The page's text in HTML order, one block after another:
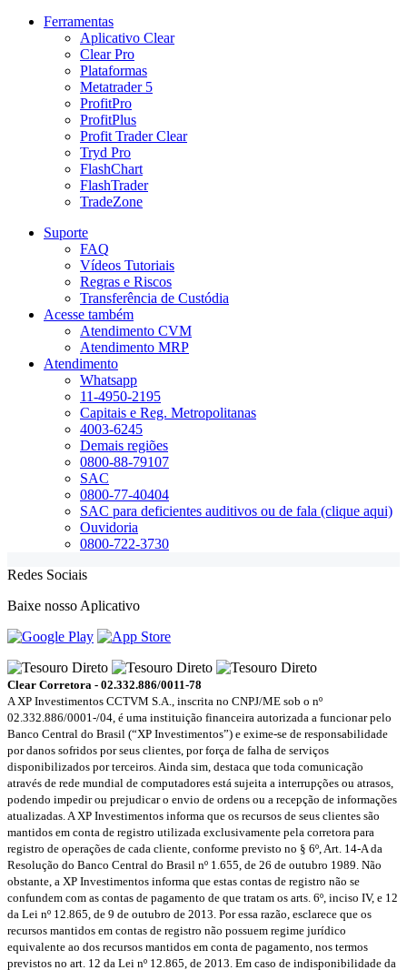
Ferramentas
Aplicativo Clear
Clear Pro
Plataformas
Metatrader 5
ProfitPro
ProfitPlus
Profit Trader Clear
Tryd Pro
FlashChart
FlashTrader
TradeZone
Suporte
FAQ
Vídeos Tutoriais
Regras e Riscos
Transferência de Custódia
Acesse também
Atendimento CVM
Atendimento MRP
Atendimento
Whatsapp
11-4950-2195
Capitais e Reg. Metropolitanas
4003-6245
Demais regiões
0800-88-79107
SAC
0800-77-40404
SAC para deficientes auditivos ou de fala (clique aqui)
Ouvidoria
0800-722-3730
Redes Sociais
Baixe nosso Aplicativo
Clear Corretora - 02.332.886/0011-78
A XP Investimentos CCTVM S.A., inscrita no CNPJ/ME sob o nº
02.332.886/0001-/­04, é uma instituição financeira autorizada a funcionar pelo
Banco Central do Brasil (“XP Investimentos”) e exime-se de responsabilidade
por danos sofridos por seus clientes, por força de falha de serviços
disponibilizados por terceiros. Ainda sim, destaca que toda comunicação
através de rede mundial de computadores está sujeita a interrupções ou atrasos,
podendo impedir ou prejudicar o envio de ordens ou a recepção de informações
atualizadas. A XP Investimentos informa que os recursos de seus clientes são
mantidos em conta de registro utilizada exclusivamente pela corretora para
registro de operações de cada cliente, conforme previsto no § 6º, Art. 14-A da
Resolução do Banco Central do Brasil nº 1.655, de 26 de outubro 1989. Não
obstante, a XP Investimentos informa que estas contas de registro não se
confundem com as contas de pagamento de que tratam os arts. 6º, inciso IV, e 12
da Lei nº 12.865, de 9 de outubro de 2013. Por essa razão, esclarece que os
recursos mantidos em contas de registro não possuem regime jurídico
equivalente ao dos recursos mantidos em conta de pagamento, nos termos
previstos no art. 12 da Lei nº 12.865, de 2013. Em caso de indisponibilidade da